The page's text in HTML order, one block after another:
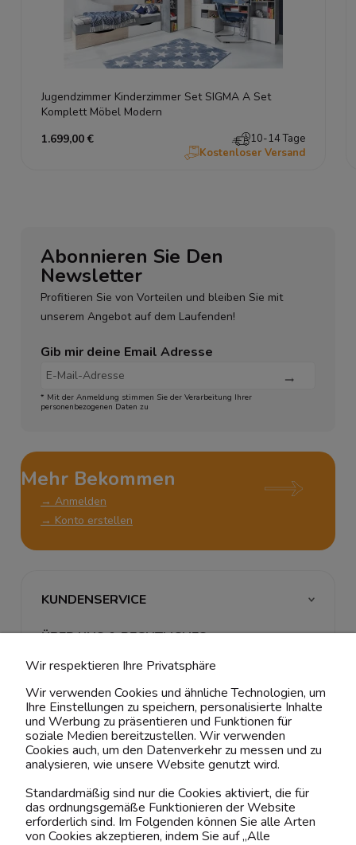
Jugendzimmer Kinderzimmer Set SIGMA A Set
Komplett Möbel Modern
1.699,00 €
10-14 Tage
Kostenloser Versand
Abonnieren Sie Den
Newsletter
Profitieren Sie von Vorteilen und bleiben Sie mit
unserem Angebot auf dem Laufenden!
Gib mir deine Email Adresse
* Mit der Anmeldung stimmen Sie der Verarbeitung Ihrer
personenbezogenen Daten zu
Mehr Bekommen
→ Anmelden
→ Konto erstellen
Kontaktiere uns!
0151 12200811
shop@yourhouse24.eu
KUNDENSERVICE
ÜBER UNS & RECHTLICHES
MEIN ACCOUNT
BELIEBTE KATEGORIEN
Wir respektieren Ihre Privatsphäre
Wir verwenden Cookies und ähnliche Technologien, um
Ihre Einstellungen zu speichern, personalisierte Inhalte
und Werbung zu präsentieren und Funktionen für
soziale Medien bereitzustellen. Wir verwenden
Cookies auch, um den Datenverkehr zu messen und zu
analysieren, wie unsere Website genutzt wird.
Standardmäßig sind nur die Cookies aktiviert, die für
das ordnungsgemäße Funktionieren der Website
erforderlich sind. Im Folgenden können Sie alle Arten
von Cookies akzeptieren, indem Sie auf „Alle